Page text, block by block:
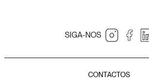
SIGA-NOS
JNcQUOI
CONTACTOS